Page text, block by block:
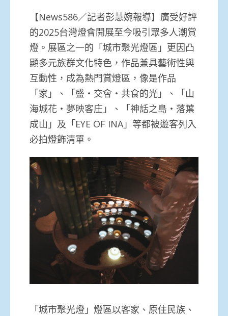
【News586／記者彭慧婉報導】廣受好評
的2025台灣燈會開展至今吸引眾多人潮賞
燈。展區之一的「城市聚光燈區」更因凸
顯多元族群文化特色，作品兼具藝術性與
互動性，成為熱門賞燈區，像是作品
「家」、「盛‧交會‧共食的光」、「山
海城花‧夢映客庄」、「神話之島‧落葉
成山」及「EYE OF INA」等都被遊客列入
必拍燈飾清單。
「城市聚光燈」燈區以客家、原住民族、